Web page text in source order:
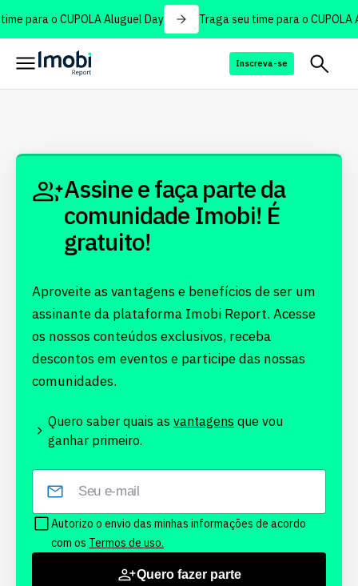
para o CUPOLA Aluguel Day Traga seu time para o CUPOLA
Inscreva-se
Assine e faça parte da
comunidade Imobi! É
gratuito!
Aproveite as vantagens e benefícios de ser um
assinante da plataforma Imobi Report. Acesse
os nossos conteúdos exclusivos, receba
descontos em eventos e participe das nossas
comunidades.
Quero saber quais as vantagens que vou
ganhar primeiro.
Autorizo o envio das minhas informações de acordo
com os Termos de uso.
Quero fazer parte